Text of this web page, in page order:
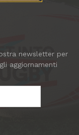
newsletter per
aggiornamenti